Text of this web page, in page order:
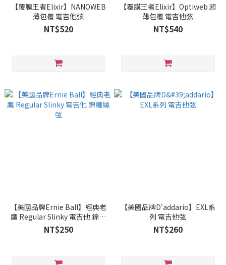
【覆膜王者Elixir】NANOWEB
薄包覆 電吉他弦
NT$520
【覆膜王者Elixir】Optiweb 超
薄包覆 電吉他弦
NT$540
【美國品牌Ernie Ball】經典老
鷹 Regular Slinky 電吉他 鎳纏
繞弦
NT$250
【美國品牌D'addario】EXL系
列 電吉他弦
NT$260